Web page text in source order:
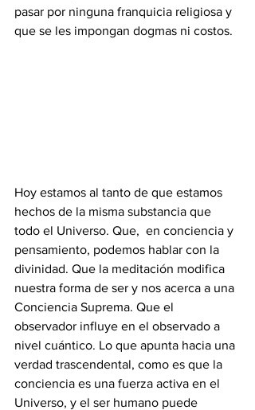
pasar por ninguna franquicia religiosa y
que se les impongan dogmas ni costos.
Hoy estamos al tanto de que estamos
hechos de la misma substancia que
todo el Universo. Que,  en conciencia y
pensamiento, podemos hablar con la
divinidad. Que la meditación modifica
nuestra forma de ser y nos acerca a una
Conciencia Suprema. Que el
observador influye en el observado a
nivel cuántico. Lo que apunta hacia una
verdad trascendental, como es que la
conciencia es una fuerza activa en el
Universo, y el ser humano puede